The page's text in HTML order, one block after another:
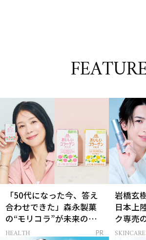
「50代になった今、答え
合わせできた」森永製菓
の“モリコラ”が未来のキ
レイを連れてくる！
HEALTH PR
岩橋玄
日本上
ク専売
ンケア」
SKINCARE